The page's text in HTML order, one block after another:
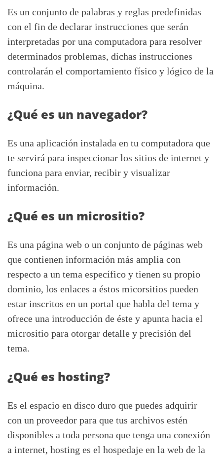
Es un conjunto de palabras y reglas predefinidas
con el fin de declarar instrucciones que serán
interpretadas por una computadora para resolver
determinados problemas, dichas instrucciones
controlarán el comportamiento físico y lógico de la
máquina.
¿Qué es un navegador?
Es una aplicación instalada en tu computadora que
te servirá para inspeccionar los sitios de internet y
funciona para enviar, recibir y visualizar
información.
¿Qué es un micrositio?
Es una página web o un conjunto de páginas web
que contienen información más amplia con
respecto a un tema específico y tienen su propio
dominio, los enlaces a éstos micorsitios pueden
estar inscritos en un portal que habla del tema y
ofrece una introducción de éste y apunta hacia el
micrositio para otorgar detalle y precisión del
tema.
¿Qué es hosting?
Es el espacio en disco duro que puedes adquirir
con un proveedor para que tus archivos estén
disponibles a toda persona que tenga una conexión
a internet, hosting es el hospedaje en la web de la